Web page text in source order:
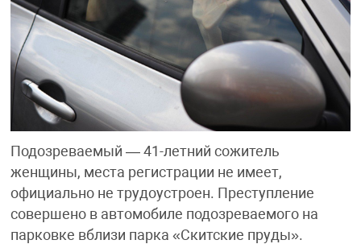
Подозреваемый — 41-летний сожитель
женщины, места регистрации не имеет,
официально не трудоустроен. Преступление
совершено в автомобиле подозреваемого на
парковке вблизи парка «Скитские пруды».